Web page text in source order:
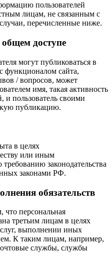
пользователей
лицам, не связанным с
перечисленные ниже.
доступе
могут публиковаться в
функционалом сайта,
/ вопросов, может
имя, такая активность
и пользователь своими
публикацию.
в целях
или иным
законодательства
законами РФ.
обязательств
что персональная
третьим лицам в целях
выполнении иных
К таким лицам, например,
службы, службы